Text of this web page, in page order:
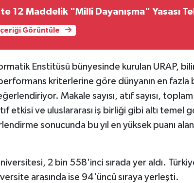
12 Maddelik "Milli Dayanışma" Yasası
İçeriği Görüntüle
Enstitüsü bünyesinde kurulan URAP,
kriterlerine göre dünyanın en fazla
Makale sayısı, atıf sayısı, toplam
etkisi ve uluslararası iş birliği gibi altı temel
sonucunda bu yıl en yüksek puanı
2 bin 558'inci sırada yer aldı.
arasında ise 94'üncü sıraya yerleşti.